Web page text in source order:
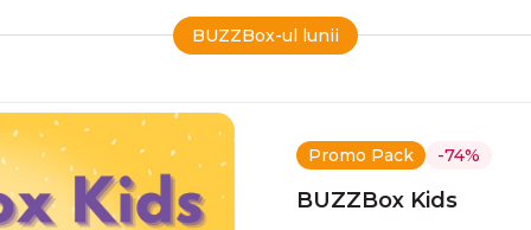
BUZZBox-ul lunii
Promo Pack -74%
BUZZBox Kids